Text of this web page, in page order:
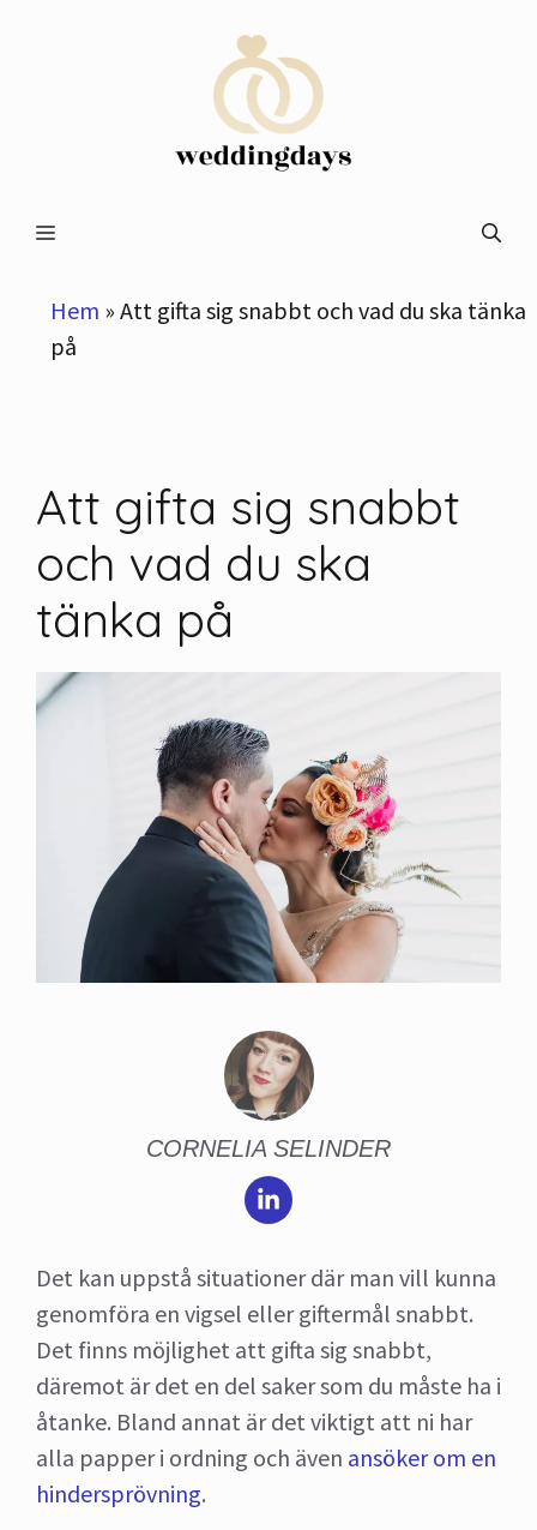
Meny
Hem » Att gifta sig snabbt och vad du ska tänka
på
Att gifta sig snabbt
och vad du ska
tänka på
CORNELIA SELINDER
Det kan uppstå situationer där man vill kunna
genomföra en vigsel eller giftermål snabbt.
Det finns möjlighet att gifta sig snabbt,
däremot är det en del saker som du måste ha i
åtanke. Bland annat är det viktigt att ni har
alla papper i ordning och även ansöker om en
hindersprövning.